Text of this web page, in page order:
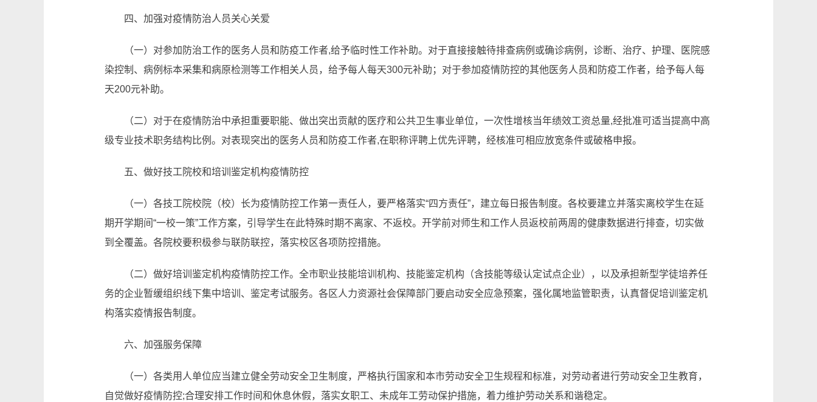
四、加强对疫情防治人员关心关爱
（一）对参加防治工作的医务人员和防疫工作者,给予临时性工作补助。对于直接接触待排查病例或确诊病例，诊断、治疗、护理、医院感
染控制、病例标本采集和病原检测等工作相关人员，给予每人每天300元补助；对于参加疫情防控的其他医务人员和防疫工作者，给予每人每
天200元补助。
（二）对于在疫情防治中承担重要职能、做出突出贡献的医疗和公共卫生事业单位，一次性增核当年绩效工资总量,经批准可适当提高中高
级专业技术职务结构比例。对表现突出的医务人员和防疫工作者,在职称评聘上优先评聘，经核准可相应放宽条件或破格申报。
五、做好技工院校和培训鉴定机构疫情防控
（一）各技工院校院（校）长为疫情防控工作第一责任人，要严格落实“四方责任”，建立每日报告制度。各校要建立并落实离校学生在延
期开学期间“一校一策”工作方案，引导学生在此特殊时期不离家、不返校。开学前对师生和工作人员返校前两周的健康数据进行排查，切实做
到全覆盖。各院校要积极参与联防联控，落实校区各项防控措施。
（二）做好培训鉴定机构疫情防控工作。全市职业技能培训机构、技能鉴定机构（含技能等级认定试点企业），以及承担新型学徒培养任
务的企业暂缓组织线下集中培训、鉴定考试服务。各区人力资源社会保障部门要启动安全应急预案，强化属地监管职责，认真督促培训鉴定机
构落实疫情报告制度。
六、加强服务保障
（一）各类用人单位应当建立健全劳动安全卫生制度，严格执行国家和本市劳动安全卫生规程和标准，对劳动者进行劳动安全卫生教育，
自觉做好疫情防控;合理安排工作时间和休息休假，落实女职工、未成年工劳动保护措施，着力维护劳动关系和谐稳定。